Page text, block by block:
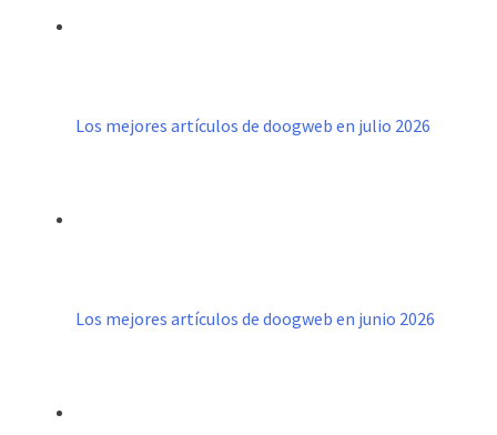
Los mejores artículos de doogweb en julio 2026
Los mejores artículos de doogweb en junio 2026